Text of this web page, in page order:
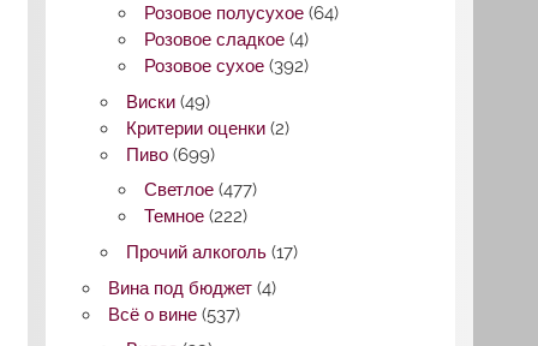
Розовое полусухое (64)
Розовое сладкое (4)
Розовое сухое (392)
Виски (49)
Критерии оценки (2)
Пиво (699)
Светлое (477)
Темное (222)
Прочий алкоголь (17)
Вина под бюджет (4)
Всё о вине (537)